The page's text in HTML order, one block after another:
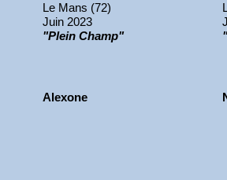
Le Mans (72)
Juin 2023
"Plein Champ"
Alexone